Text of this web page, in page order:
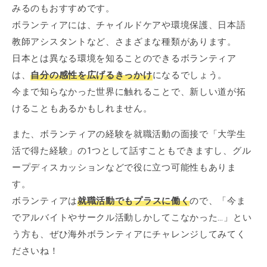
みるのもおすすめです。
ボランティアには、チャイルドケアや環境保護、日本語
教師アシスタントなど、さまざまな種類があります。
日本とは異なる環境を知ることのできるボランティア
は、自分の感性を広げるきっかけになるでしょう。
今まで知らなかった世界に触れることで、新しい道が拓
けることもあるかもしれません。
また、ボランティアの経験を就職活動の面接で「大学生
活で得た経験」の1つとして話すこともできますし、グル
ープディスカッションなどで役に立つ可能性もありま
す。
ボランティアは就職活動でもプラスに働くので、「今ま
でアルバイトやサークル活動しかしてこなかった…」とい
う方も、ぜひ海外ボランティアにチャレンジしてみてく
ださいね！